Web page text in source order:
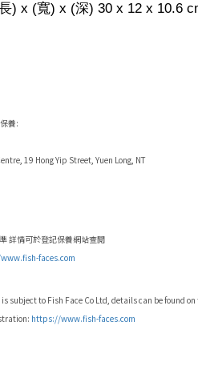
) x (寬) x (深) 30 x 12 x 10.6
養:
19 Hong Yip Street, Yuen Long, NT
詳情可於登記保養網站查閱
faces.com
subject to Fish Face Co Ltd, details can be found
https://www.fish-faces.com